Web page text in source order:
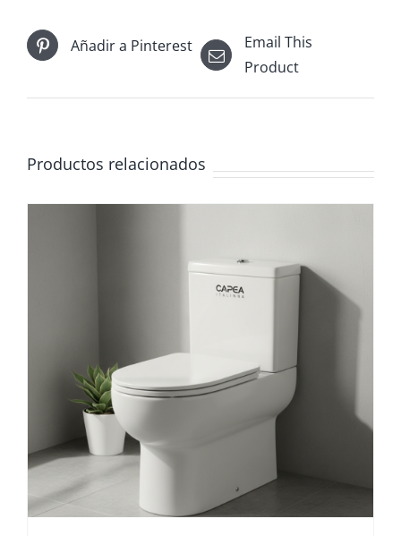
Añadir a Pinterest
Email This
Product
Productos relacionados